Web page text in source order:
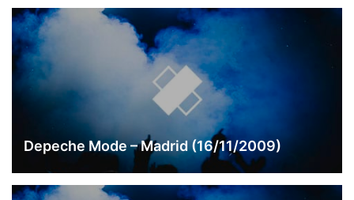
Depeche Mode – Madrid (16/11/2009)